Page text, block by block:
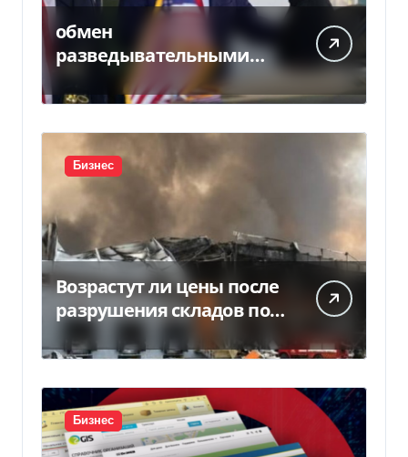
обмен
разведывательными
данными между
Украиной и США
значительно вырос, —
Politico
Бизнес
Возрастут ли цены после
разрушения складов под
Бизнес